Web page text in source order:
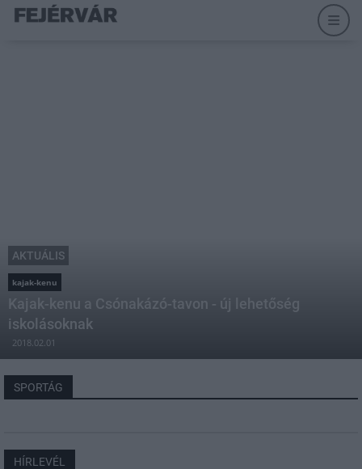
AKTUÁLIS
kajak-kenu
Kajak-kenu a Csónakázó-tavon - új lehetőség
iskolásoknak
2018.02.01
SPORTÁG
HÍRLEVÉL